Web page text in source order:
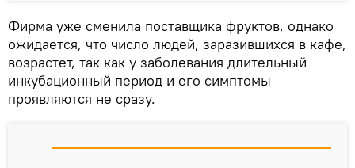
Фирма уже сменила поставщика фруктов, однако
ожидается, что число людей, заразившихся в кафе,
возрастет, так как у заболевания длительный
инкубационный период и его симптомы
проявляются не сразу.